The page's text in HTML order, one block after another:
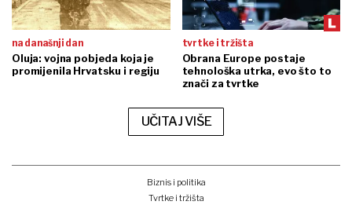
na današnji dan
Oluja: vojna pobjeda koja je
promijenila Hrvatsku i regiju
tvrtke i tržišta
Obrana Europe postaje
tehnološka utrka, evo što to
znači za tvrtke
UČITAJ VIŠE
Biznis i politika
Tvrtke i tržišta